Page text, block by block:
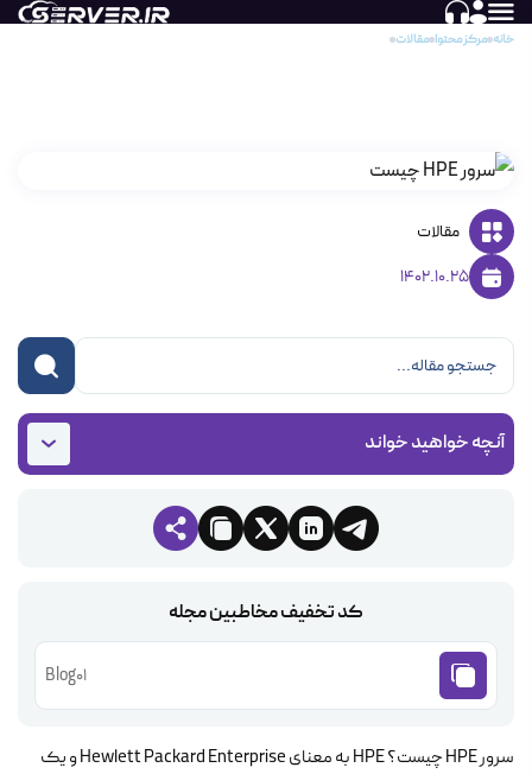
خانه مرکز محتوا مقالات
مقالات
1402.10.25
آنچه خواهید خواند
کد تخفیف مخاطبین مجله
Blog01
سرور HPE چیست؟ HPE به معنای Hewlett Packard Enterprise و یک